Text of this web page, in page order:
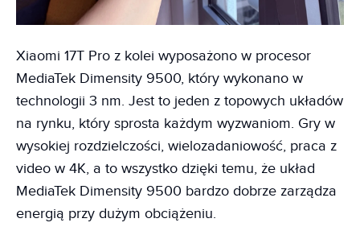
Xiaomi 17T Pro z kolei wyposażono w procesor
MediaTek Dimensity 9500, który wykonano w
technologii 3 nm. Jest to jeden z topowych układów
na rynku, który sprosta każdym wyzwaniom. Gry w
wysokiej rozdzielczości, wielozadaniowość, praca z
video w 4K, a to wszystko dzięki temu, że układ
MediaTek Dimensity 9500 bardzo dobrze zarządza
energią przy dużym obciążeniu.